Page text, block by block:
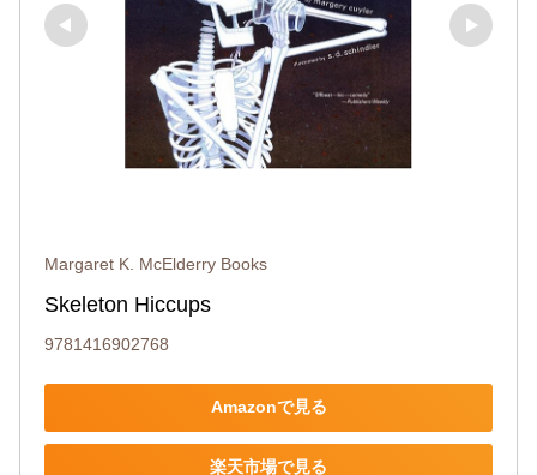
Margaret K. McElderry Books
Skeleton Hiccups
9781416902768
Amazonで見る
楽天市場で見る